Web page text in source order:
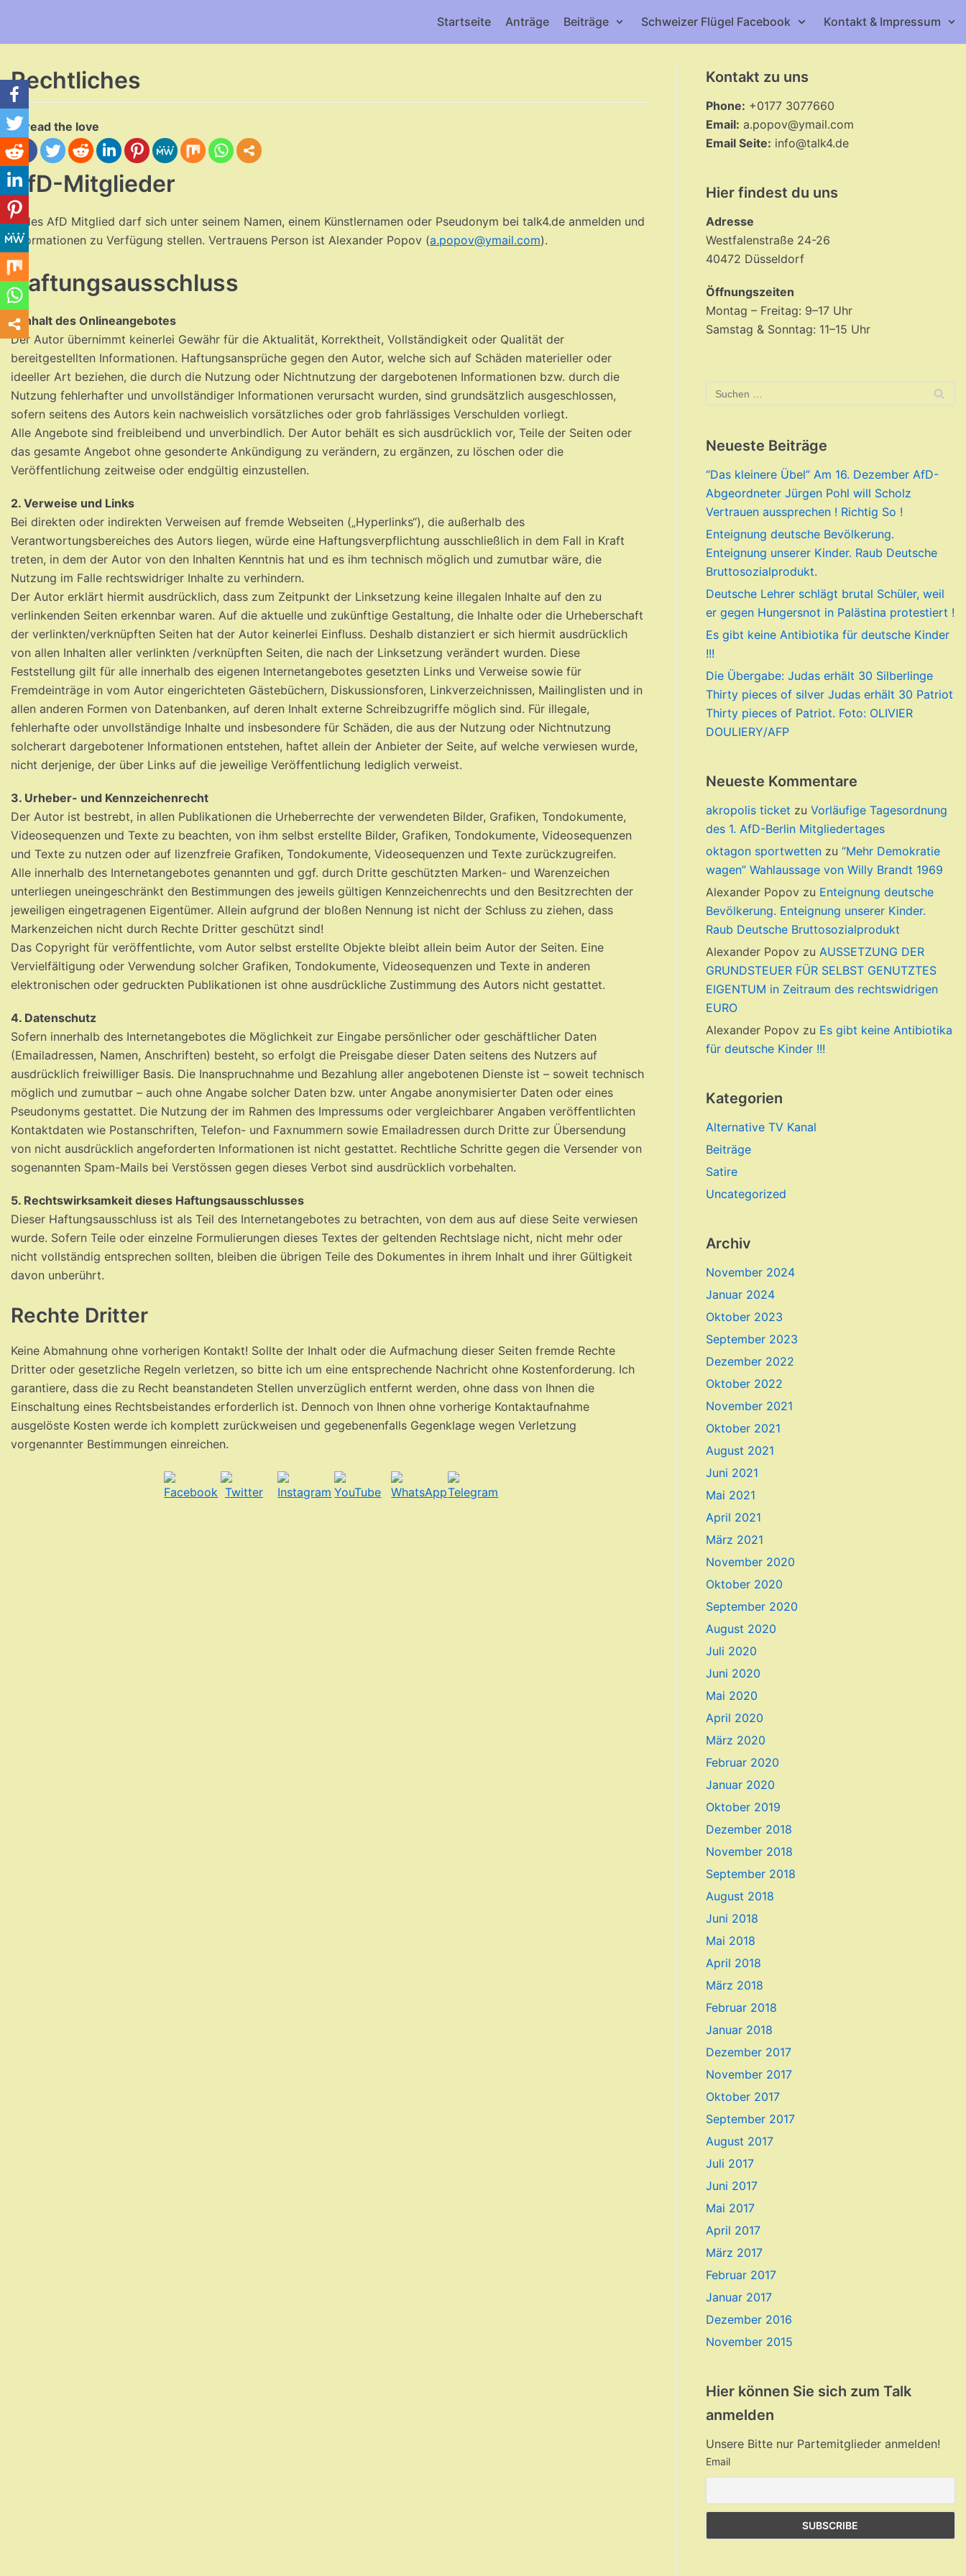
Startseite Anträge Beiträge Schweizer Flügel Facebook Kontakt & Impressum
Rechtliches
Spread the love
AfD-Mitglieder
Jedes AfD Mitglied darf sich unter seinem Namen, einem Künstlernamen oder Pseudonym bei talk4.de anmelden und
Informationen zu Verfügung stellen. Vertrauens Person ist Alexander Popov (a.popov@ymail.com).
Haftungsausschluss
1. Inhalt des Onlineangebotes
Der Autor übernimmt keinerlei Gewähr für die Aktualität, Korrektheit, Vollständigkeit oder Qualität der
bereitgestellten Informationen. Haftungsansprüche gegen den Autor, welche sich auf Schäden materieller oder
ideeller Art beziehen, die durch die Nutzung oder Nichtnutzung der dargebotenen Informationen bzw. durch die
Nutzung fehlerhafter und unvollständiger Informationen verursacht wurden, sind grundsätzlich ausgeschlossen,
sofern seitens des Autors kein nachweislich vorsätzliches oder grob fahrlässiges Verschulden vorliegt.
Alle Angebote sind freibleibend und unverbindlich. Der Autor behält es sich ausdrücklich vor, Teile der Seiten oder
das gesamte Angebot ohne gesonderte Ankündigung zu verändern, zu ergänzen, zu löschen oder die
Veröffentlichung zeitweise oder endgültig einzustellen.
2. Verweise und Links
Bei direkten oder indirekten Verweisen auf fremde Webseiten („Hyperlinks“), die außerhalb des
Verantwortungsbereiches des Autors liegen, würde eine Haftungsverpflichtung ausschließlich in dem Fall in Kraft
treten, in dem der Autor von den Inhalten Kenntnis hat und es ihm technisch möglich und zumutbar wäre, die
Nutzung im Falle rechtswidriger Inhalte zu verhindern.
Der Autor erklärt hiermit ausdrücklich, dass zum Zeitpunkt der Linksetzung keine illegalen Inhalte auf den zu
verlinkenden Seiten erkennbar waren. Auf die aktuelle und zukünftige Gestaltung, die Inhalte oder die Urheberschaft
der verlinkten/verknüpften Seiten hat der Autor keinerlei Einfluss. Deshalb distanziert er sich hiermit ausdrücklich
von allen Inhalten aller verlinkten /verknüpften Seiten, die nach der Linksetzung verändert wurden. Diese
Feststellung gilt für alle innerhalb des eigenen Internetangebotes gesetzten Links und Verweise sowie für
Fremdeinträge in vom Autor eingerichteten Gästebüchern, Diskussionsforen, Linkverzeichnissen, Mailinglisten und in
allen anderen Formen von Datenbanken, auf deren Inhalt externe Schreibzugriffe möglich sind. Für illegale,
fehlerhafte oder unvollständige Inhalte und insbesondere für Schäden, die aus der Nutzung oder Nichtnutzung
solcherart dargebotener Informationen entstehen, haftet allein der Anbieter der Seite, auf welche verwiesen wurde,
nicht derjenige, der über Links auf die jeweilige Veröffentlichung lediglich verweist.
3. Urheber- und Kennzeichenrecht
Der Autor ist bestrebt, in allen Publikationen die Urheberrechte der verwendeten Bilder, Grafiken, Tondokumente,
Videosequenzen und Texte zu beachten, von ihm selbst erstellte Bilder, Grafiken, Tondokumente, Videosequenzen
und Texte zu nutzen oder auf lizenzfreie Grafiken, Tondokumente, Videosequenzen und Texte zurückzugreifen.
Alle innerhalb des Internetangebotes genannten und ggf. durch Dritte geschützten Marken- und Warenzeichen
unterliegen uneingeschränkt den Bestimmungen des jeweils gültigen Kennzeichenrechts und den Besitzrechten der
jeweiligen eingetragenen Eigentümer. Allein aufgrund der bloßen Nennung ist nicht der Schluss zu ziehen, dass
Markenzeichen nicht durch Rechte Dritter geschützt sind!
Das Copyright für veröffentlichte, vom Autor selbst erstellte Objekte bleibt allein beim Autor der Seiten. Eine
Vervielfältigung oder Verwendung solcher Grafiken, Tondokumente, Videosequenzen und Texte in anderen
elektronischen oder gedruckten Publikationen ist ohne ausdrückliche Zustimmung des Autors nicht gestattet.
4. Datenschutz
Sofern innerhalb des Internetangebotes die Möglichkeit zur Eingabe persönlicher oder geschäftlicher Daten
(Emailadressen, Namen, Anschriften) besteht, so erfolgt die Preisgabe dieser Daten seitens des Nutzers auf
ausdrücklich freiwilliger Basis. Die Inanspruchnahme und Bezahlung aller angebotenen Dienste ist – soweit technisch
möglich und zumutbar – auch ohne Angabe solcher Daten bzw. unter Angabe anonymisierter Daten oder eines
Pseudonyms gestattet. Die Nutzung der im Rahmen des Impressums oder vergleichbarer Angaben veröffentlichten
Kontaktdaten wie Postanschriften, Telefon- und Faxnummern sowie Emailadressen durch Dritte zur Übersendung
von nicht ausdrücklich angeforderten Informationen ist nicht gestattet. Rechtliche Schritte gegen die Versender von
sogenannten Spam-Mails bei Verstössen gegen dieses Verbot sind ausdrücklich vorbehalten.
5. Rechtswirksamkeit dieses Haftungsausschlusses
Dieser Haftungsausschluss ist als Teil des Internetangebotes zu betrachten, von dem aus auf diese Seite verwiesen
wurde. Sofern Teile oder einzelne Formulierungen dieses Textes der geltenden Rechtslage nicht, nicht mehr oder
nicht vollständig entsprechen sollten, bleiben die übrigen Teile des Dokumentes in ihrem Inhalt und ihrer Gültigkeit
davon unberührt.
Rechte Dritter
Keine Abmahnung ohne vorherigen Kontakt! Sollte der Inhalt oder die Aufmachung dieser Seiten fremde Rechte
Dritter oder gesetzliche Regeln verletzen, so bitte ich um eine entsprechende Nachricht ohne Kostenforderung. Ich
garantiere, dass die zu Recht beanstandeten Stellen unverzüglich entfernt werden, ohne dass von Ihnen die
Einschaltung eines Rechtsbeistandes erforderlich ist. Dennoch von Ihnen ohne vorherige Kontaktaufnahme
ausgelöste Kosten werde ich komplett zurückweisen und gegebenenfalls Gegenklage wegen Verletzung
vorgenannter Bestimmungen einreichen.
Kontakt zu uns
Phone: +0177 3077660
Email: a.popov@ymail.com
Email Seite: info@talk4.de
Hier findest du uns
Adresse
Westfalenstraße 24-26
40472 Düsseldorf
Öffnungszeiten
Montag – Freitag: 9–17 Uhr
Samstag & Sonntag: 11–15 Uhr
Neueste Beiträge
“Das kleinere Übel” Am 16. Dezember AfD-
Abgeordneter Jürgen Pohl will Scholz
Vertrauen aussprechen ! Richtig So !
Enteignung deutsche Bevölkerung.
Enteignung unserer Kinder. Raub Deutsche
Bruttosozialprodukt.
Deutsche Lehrer schlägt brutal Schüler, weil
er gegen Hungersnot in Palästina protestiert !
Es gibt keine Antibiotika für deutsche Kinder
!!!
Die Übergabe: Judas erhält 30 Silberlinge
Thirty pieces of silver Judas erhält 30 Patriot
Thirty pieces of Patriot. Foto: OLIVIER
DOULIERY/AFP
Neueste Kommentare
akropolis ticket zu Vorläufige Tagesordnung
des 1. AfD-Berlin Mitgliedertages
oktagon sportwettenzu “Mehr Demokratie
wagen” Wahlaussage von Willy Brandt 1969
Alexander Popovzu Enteignung deutsche
Bevölkerung. Enteignung unserer Kinder.
Raub Deutsche Bruttosozialprodukt
Alexander Popovzu AUSSETZUNG DER
GRUNDSTEUER FÜR SELBST GENUTZTES
EIGENTUM in Zeitraum des rechtswidrigen
EURO
Alexander Popovzu Es gibt keine Antibiotika
für deutsche Kinder !!!
Kategorien
Alternative TV Kanal
Beiträge
Satire
Uncategorized
Archiv
November 2024
Januar 2024
Oktober 2023
September 2023
Dezember 2022
Oktober 2022
November 2021
Oktober 2021
August 2021
Juni 2021
Mai 2021
April 2021
März 2021
November 2020
Oktober 2020
September 2020
August 2020
Juli 2020
Juni 2020
Mai 2020
April 2020
März 2020
Februar 2020
Januar 2020
Oktober 2019
Dezember 2018
November 2018
September 2018
August 2018
Juni 2018
Mai 2018
April 2018
März 2018
Februar 2018
Januar 2018
Dezember 2017
November 2017
Oktober 2017
September 2017
August 2017
Juli 2017
Juni 2017
Mai 2017
April 2017
März 2017
Februar 2017
Januar 2017
Dezember 2016
November 2015
Hier können Sie sich zum Talk
anmelden
Unsere Bitte nur Partemitglieder anmelden!
Email